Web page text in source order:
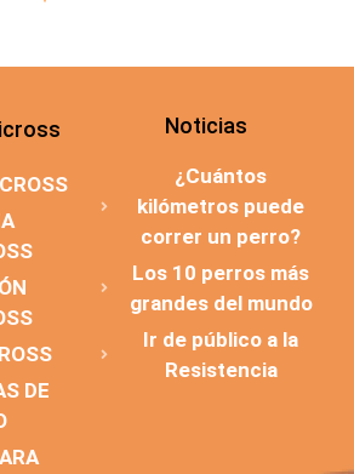
DE
Noticias
¿Cuántos
kilómetros puede
correr un perro?
Los 10 perros más
grandes del mundo
Ir de público a la
Resistencia